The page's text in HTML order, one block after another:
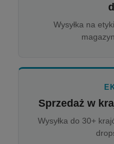
Wysyłka na
Sprzedaż w
Wysyłka do 30+